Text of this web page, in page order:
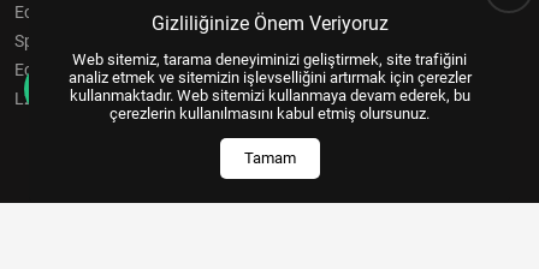
Eclipse
Grandis
Space Star
Eclipse Cross
OUTLANDER
L200
Pajero
Gizliliğinize Önem Veriyoruz
Web sitemiz, tarama deneyiminizi geliştirmek, site trafiğini
analiz etmek ve sitemizin işlevselliğini artırmak için çerezler
kullanmaktadır. Web sitemizi kullanmaya devam ederek, bu
çerezlerin kullanılmasını kabul etmiş olursunuz.
Tamam